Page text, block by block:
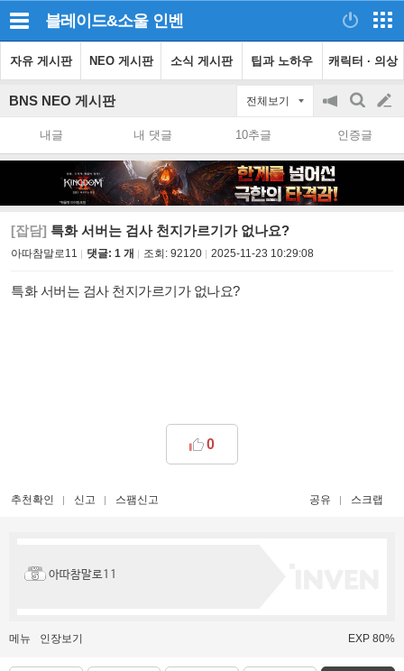
블레이드&소울 인벤
자유 게시판 NEO 게시판 소식 게시판 팁과 노하우 캐릭터 · 의상
BNS NEO 게시판 전체보기
공
on/off
검
색
글
쓰
내글 내 댓글 10추글 인증글
[잡담] 특화 서버는 검사 천지가르기가 없나요?
아따참말로11 댓글: 1 개 조회: 92120 2025-11-23 10:29:08
특화 서버는 검사 천지가르기가 없나요?
0
추천확인 신고 스팸신고 공유 스크랩
아따참말로11
메뉴 인장보기 EXP 80%